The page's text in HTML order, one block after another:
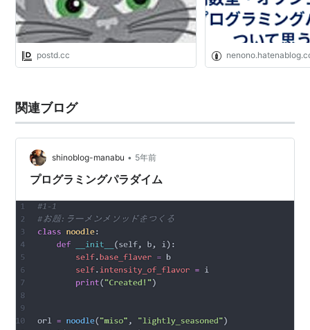
postd.cc
関連ブログ
shinoblog-manabu • 5年前
プログラミングパラダイム